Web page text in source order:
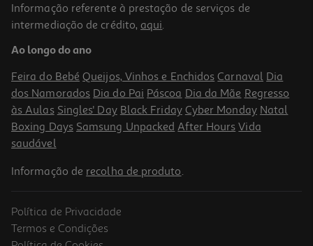
Sidra Bandida Maçã 10x0.25l
2.98 €/Lt
7,45 €
Informação referente à prestação de serviços de
intermediação de crédito, aqui.
Ao longo do ano
Feira do Bebé Queijos, Vinhos e Enchidos Carnaval Dia
dos Namorados Dia do Pai Páscoa Dia da Mãe Regresso
às Aulas Singles' Day Black Friday Cyber Monday Natal
Boxing Days Samsung Unpacked After Hours Vida
saudável
Informação de recolha de produto.
Política de Privacidade
Termos e Condições